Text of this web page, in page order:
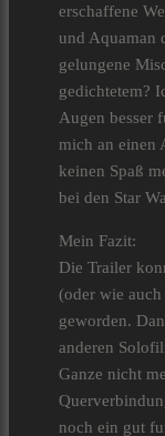
erschaffene
und Aquaman
gelungene
gedichtetem?
Augen besser
mich an einen
keinen Spaß
bei den Star
Mein Fazit:
Die Trailer
(oder wie
geworden.
anderen
Ganze nicht
noch ein gut